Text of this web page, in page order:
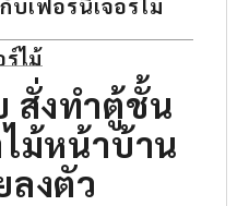
บเฟอร์นิเจอร์ไม้
ไม้
สั่งทำตู้ชั้น
ไม้หน้าบ้าน
ลงตัว